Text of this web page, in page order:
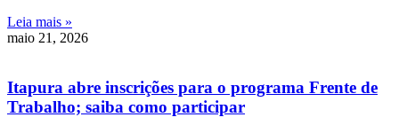
Leia mais »
maio 21, 2026
Itapura abre inscrições para o programa Frente de
Trabalho; saiba como participar